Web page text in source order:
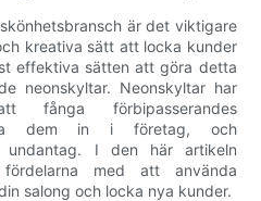
är det viktigare
kreativa sätt att locka kunder
effektiva sätten att göra detta
neonskyltar. Neonskyltar har
förbipasserandes
dem in i företag, och
undantag. I den här artikeln
med att använda
salong och locka nya kunder.